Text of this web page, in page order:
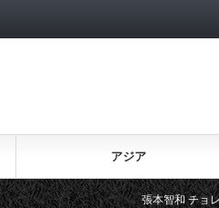
アジア
張本智和 チョレイの意